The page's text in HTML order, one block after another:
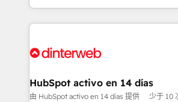
relationships with customers - Make better
decisions with data - Find a new voice and reach
investment
growth. We modernise platforms, streamline
operations that are causing
supercharge revenue operations Key services: • CRM
Transformation / Web Development •
Sales Consulting • Marketing Automation
HubSpot activo en 14 días
由 HubSpot activo en 14 días 提供 少于 10